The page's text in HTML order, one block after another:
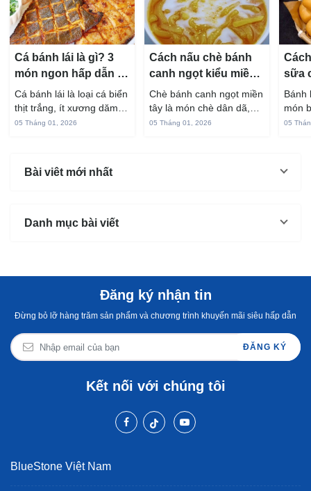
Cá bánh lái là gì? 3
món ngon hấp dẫn từ
cá bánh lái
Cá bánh lái là loại cá biển
thịt trắng, ít xương dăm,
vị ngọt và rất dễ ăn khi
thể...
05 Tháng 01, 2026
Cách nấu chè bánh
canh ngọt kiểu miền
Tây ngon chuẩn vị
Chè bánh canh ngọt miền
tây là món chè dân dã,
gắn liền với đời sống sinh
05 Tháng 01, 2026
sữa
hấp
Bánh
món
mùi
05
Bài viêt mới nhất
Danh mục bài viết
Đăng ký nhận tin
Đừng bỏ lỡ hàng trăm sản phẩm và chương trình khuyến mãi siêu hấp dẫn
ĐĂNG KÝ
Kết nối với chúng tôi
BlueStone Việt Nam